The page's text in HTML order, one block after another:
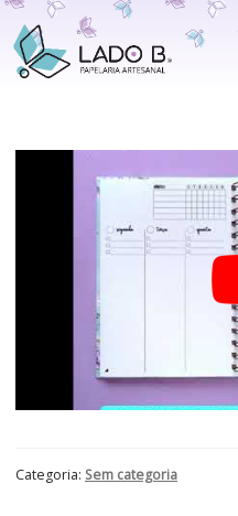
Pular
para
navegação
Pular
para
o
Categoria: Sem categoria